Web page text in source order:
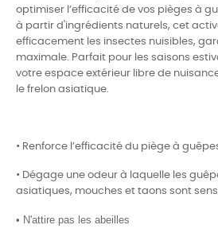
optimiser l’efficacité de vos pièges à
à partir d'ingrédients naturels, cet
efficacement les insectes nuisibles,
maximale. Parfait pour les saisons
votre espace extérieur libre de
le frelon asiatique.
• Renforce l’efficacité du piège à
• Dégage une odeur à laquelle les
asiatiques, mouches et taons sont
• N'attire pas les abeilles